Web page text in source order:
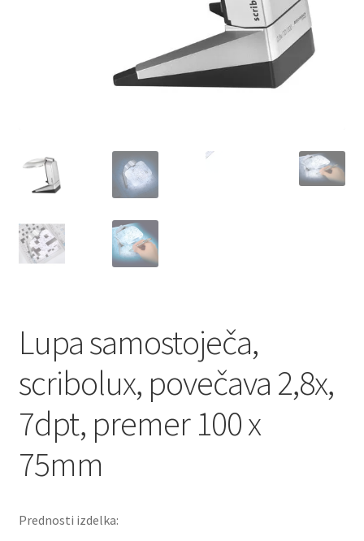
Lupa samostoječa,
scribolux, povečava 2,8x,
7dpt, premer 100 x
75mm
Prednosti izdelka: